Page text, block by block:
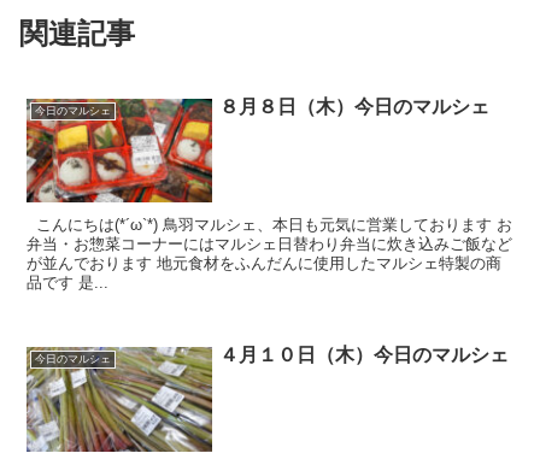
関連記事
今日のマルシェ ８月８日（木）今日のマルシェ
こんにちは(*´ω`*) 鳥羽マルシェ、本日も元気に営業しております お
弁当・お惣菜コーナーにはマルシェ日替わり弁当に炊き込みご飯など
が並んでおります 地元食材をふんだんに使用したマルシェ特製の商
品です 是...
今日のマルシェ ４月１０日（木）今日のマルシェ